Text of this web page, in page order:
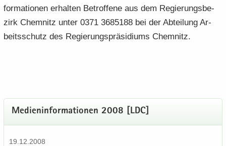
for­ma­tio­nen er­hal­ten Be­trof­fe­ne aus dem Re­gie­rungs­be­
zirk Chem­nitz unter 0371 3685188 bei der Ab­tei­lung Ar­
beits­schutz des Re­gie­rungs­prä­si­di­ums Chem­nitz.
Me­di­en­in­for­ma­tio­nen 2008 [LDC]
19.12.2008